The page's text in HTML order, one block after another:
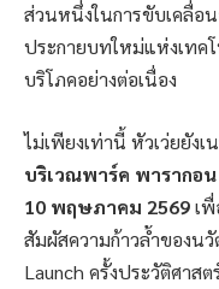
ส่วนหนึ่งในการขับเคลื่อ
ประกายบทใหม่แห่งเทค
บริโภคอย่างต่อเนื่อง
ไม่เพียงเท่านี้ หัวเว่ยยังเ
บริเวณพาร์ค พารากอ
10 พฤษภาคม 2569เ
สัมผัสความก้าวล้ำของนวั
Launch ครั้งประวัติศาส